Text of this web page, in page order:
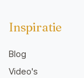
Inspiratie
Blog
Video's